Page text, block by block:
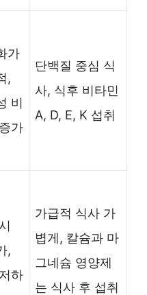
가
,
비
가
단백질 중심 식
사, 식후 비타민
A, D, E, K 섭취
,
하
가급적 식사 가
볍게, 칼슘과 마
그네슘 영양제
는 식사 후 섭취